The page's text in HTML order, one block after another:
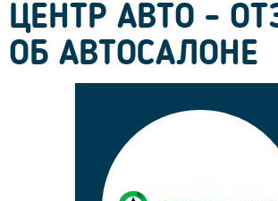
ЦЕНТР АВТО -
ОБ АВТОСАЛОНЕ